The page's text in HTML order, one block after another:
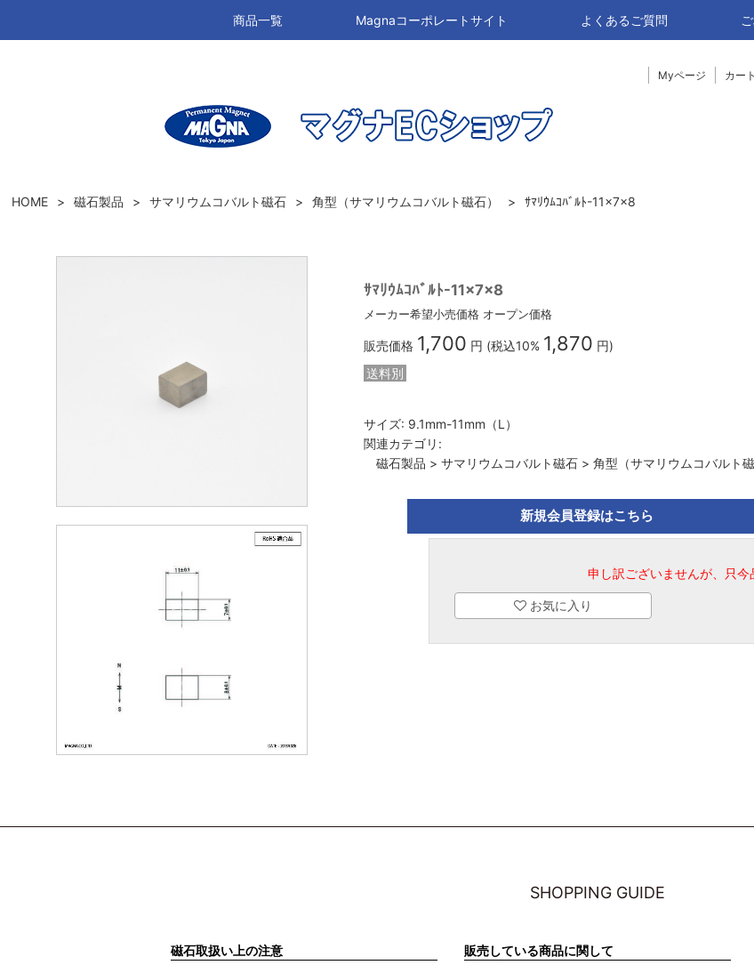
Myページ カート
商品一覧 Magnaコーポレートサイト よくあるご質問
HOME 磁石製品 サマリウムコバルト磁石 角型（サマリウムコバルト磁石） ｻﾏﾘｳﾑｺﾊﾞﾙﾄ-11×7×8
ｻﾏﾘｳﾑｺﾊﾞﾙﾄ-11×7×8
メーカー希望小売価格 オープン価格
販売価格 1,700 円 (税込10% 1,870 円)
送料別
サイズ: 9.1mm-11mm（L）
関連カテゴリ:
磁石製品 > サマリウムコバルト磁石> 角型（サマリウムコバルト磁
新規会員登録はこちら
申し訳ございませんが、只今
お気に入り
SHOPPING GUIDE
磁石取扱い上の注意 販売している商品に関して